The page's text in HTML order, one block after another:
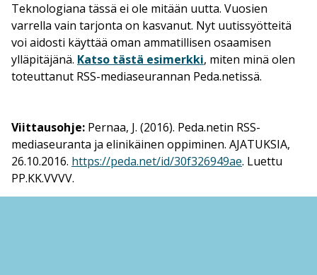
Teknologiana tässä ei ole mitään uutta. Vuosien
varrella vain tarjonta on kasvanut. Nyt uutissyötteitä
voi aidosti käyttää oman ammatillisen osaamisen
ylläpitäjänä. Katso tästä esimerkki, miten minä olen
toteuttanut RSS-mediaseurannan Peda.netissä.
Viittausohje: Pernaa, J. (2016). Peda.netin RSS-
mediaseuranta ja elinikäinen oppiminen. AJATUKSIA,
26.10.2016. https://peda.net/id/30f326949ae. Luettu
PP.KK.VVVV.